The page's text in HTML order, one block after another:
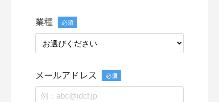
業種 必須
メールアドレス 必須